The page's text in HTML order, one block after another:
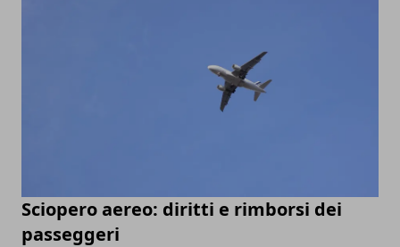
Sciopero aereo: diritti e rimborsi dei
passeggeri